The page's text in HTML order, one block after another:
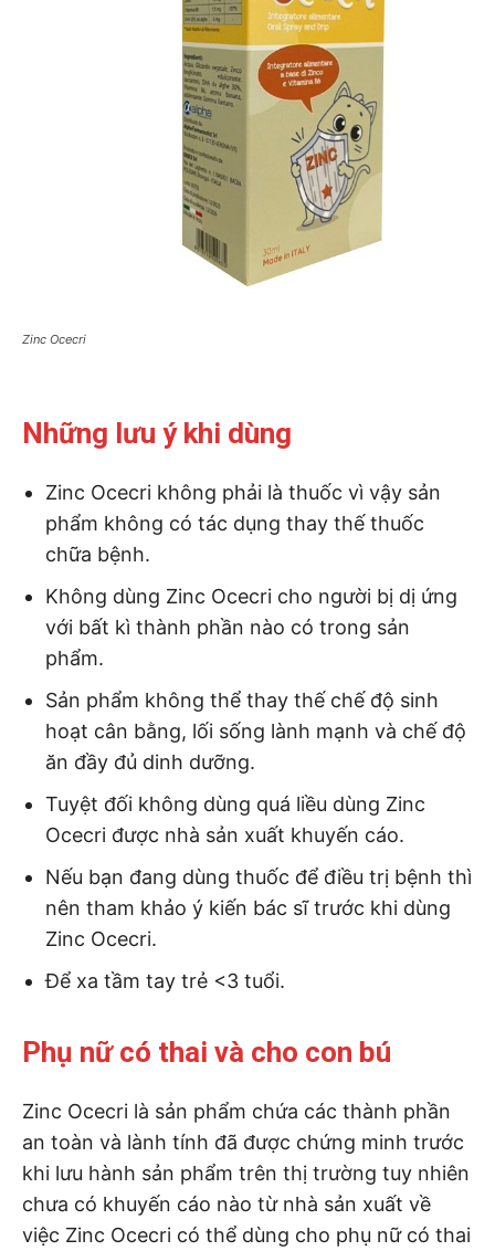
Zinc Ocecri
Những lưu ý khi dùng
Zinc Ocecri không phải là thuốc vì vậy sản
phẩm không có tác dụng thay thế thuốc
chữa bệnh.
Không dùng Zinc Ocecri cho người bị dị ứng
với bất kì thành phần nào có trong sản
phẩm.
Sản phẩm không thể thay thế chế độ sinh
hoạt cân bằng, lối sống lành mạnh và chế độ
ăn đầy đủ dinh dưỡng.
Tuyệt đối không dùng quá liều dùng Zinc
Ocecri được nhà sản xuất khuyến cáo.
Nếu bạn đang dùng thuốc để điều trị bệnh thì
nên tham khảo ý kiến bác sĩ trước khi dùng
Zinc Ocecri.
Để xa tầm tay trẻ <3 tuổi.
Phụ nữ có thai và cho con bú
Zinc Ocecri là sản phẩm chứa các thành phần
an toàn và lành tính đã được chứng minh trước
khi lưu hành sản phẩm trên thị trường tuy nhiên
chưa có khuyến cáo nào từ nhà sản xuất về
việc Zinc Ocecri có thể dùng cho phụ nữ có thai